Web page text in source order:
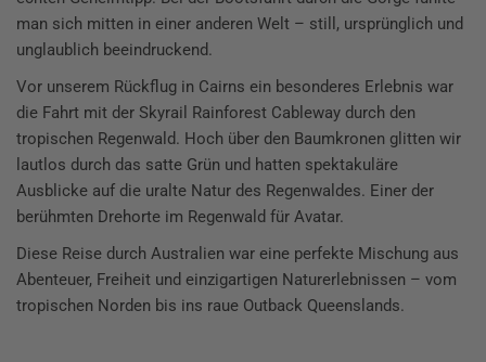
man sich mitten in einer anderen Welt – still, ursprünglich und
unglaublich beeindruckend.
Vor unserem Rückflug in Cairns ein besonderes Erlebnis war
die Fahrt mit der Skyrail Rainforest Cableway durch den
tropischen Regenwald. Hoch über den Baumkronen glitten wir
lautlos durch das satte Grün und hatten spektakuläre
Ausblicke auf die uralte Natur des Regenwaldes. Einer der
berühmten Drehorte im Regenwald für Avatar.
Diese Reise durch Australien war eine perfekte Mischung aus
Abenteuer, Freiheit und einzigartigen Naturerlebnissen – vom
tropischen Norden bis ins raue Outback Queenslands.